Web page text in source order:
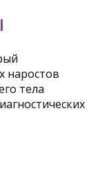
наростов
тела